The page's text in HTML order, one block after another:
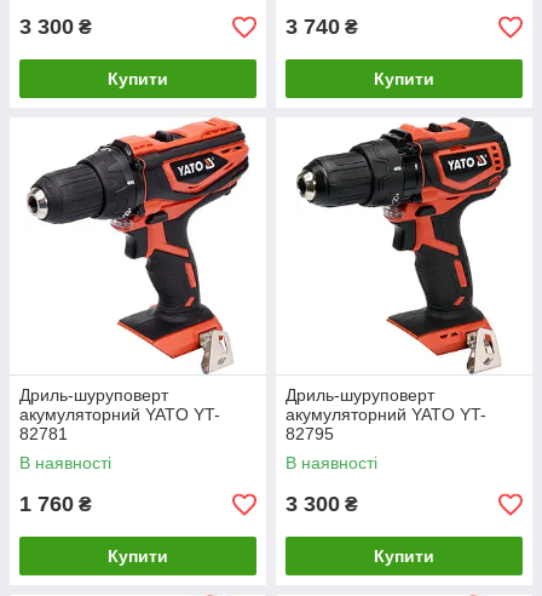
3 300 ₴
Купити
3 740 ₴
Купити
Дриль-шуруповерт
акумуляторний YATO YT-
82781
В наявності
1 760 ₴
Купити
Дриль-шуруповерт
акумуляторний YATO YT-
82795
В наявності
3 300 ₴
Купити